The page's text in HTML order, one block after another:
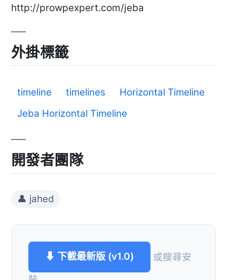
http://prowpexpert.com/jeba
外掛標籤
timeline timelines
Horizontal Timeline
Jeba Horizontal Timeline
開發者團隊
👤 jahed
⬇ 下載最新版 (v1.0)
或搜尋安